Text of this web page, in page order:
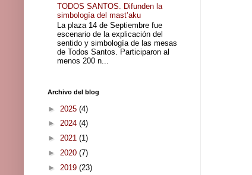
TODOS SANTOS. Difunden la
simbología del mast’aku
La plaza 14 de Septiembre fue
escenario de la explicación del
sentido y simbología de las mesas
de Todos Santos. Participaron al
menos 200 n...
Archivo del blog
► 2025 (4)
► 2024 (4)
► 2021 (1)
► 2020 (7)
► 2019 (23)